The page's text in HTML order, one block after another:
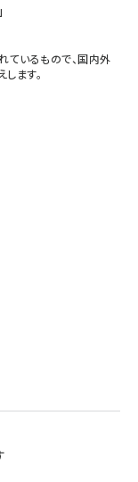
ているもので、国内外
ます。